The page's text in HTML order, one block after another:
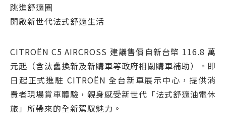
跳進舒適圈
開啟新世代法式舒適生活
CITROËN C5 AIRCROSS 建議售價自新台幣 116.8 萬
元起（含汰舊換新及新購車等政府相關購車補助）。即
日起正式進駐 CITROËN 全台新車展示中心，提供消
費者現場賞車體驗，親身感受新世代「法式舒適油電休
旅」所帶來的全新駕馭魅力。